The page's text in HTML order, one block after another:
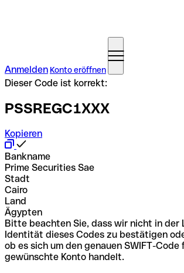
Anmelden Konto eröffnen
Dieser Code ist korrekt:
PSSREGC1XXX
Kopieren
Bankname
Prime Securities Sae
Stadt
Cairo
Land
Ägypten
Bitte beachten Sie, dass wir nicht in der
Identität dieses Codes zu bestätigen
ob es sich um den genauen SWIFT-Code
gewünschte Konto handelt.